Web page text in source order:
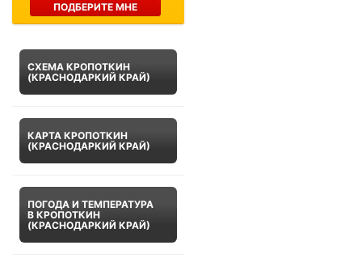
ПОДБЕРИТЕ МНЕ
СХЕМА КРОПОТКИН
(КРАСНОДАРКИЙ КРАЙ)
КАРТА КРОПОТКИН
(КРАСНОДАРКИЙ КРАЙ)
ПОГОДА И ТЕМПЕРАТУРА
В КРОПОТКИН
(КРАСНОДАРКИЙ КРАЙ)